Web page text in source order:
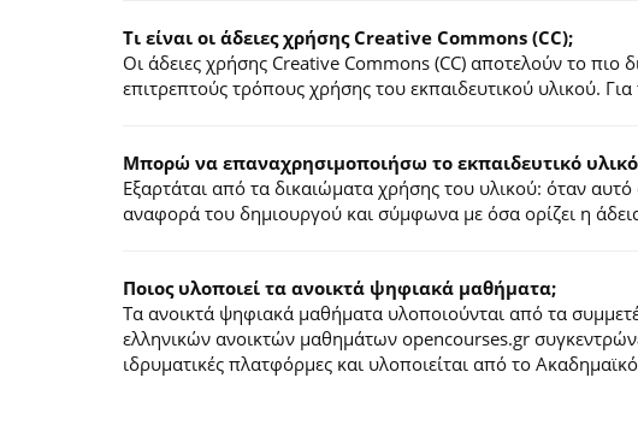
Τι είναι οι άδειες χρήσης Creative Commons (CC);
Οι άδειες χρήσης Creative Commons (CC) αποτελούν το
επιτρεπτούς τρόπους χρήσης του εκπαιδευτικού υλικού.
Mπορώ να επαναχρησιμοποιήσω το εκπαιδευτικό
Εξαρτάται από τα δικαιώματα χρήσης του υλικού: όταν
αναφορά του δημιουργού και σύμφωνα με όσα ορίζει η
Ποιος υλοποιεί τα ανοικτά ψηφιακά μαθήματα;
Τα ανοικτά ψηφιακά μαθήματα υλοποιούνται από τα
ελληνικών ανοικτών μαθημάτων opencourses.gr
ιδρυματικές πλατφόρμες και υλοποιείται από το